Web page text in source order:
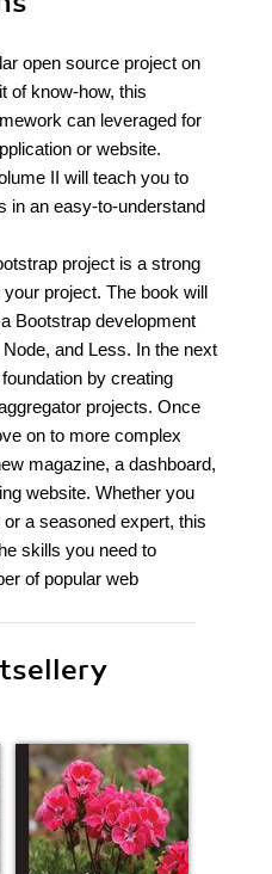
open source project on
of know-how, this
can leveraged for
or website.
II will teach you to
in an easy-to-understand
project is a strong
project. The book will
Bootstrap development
and Less. In the next
by creating
projects. Once
on to more complex
magazine, a dashboard,
website. Whether you
a seasoned expert, this
skills you need to
of popular web